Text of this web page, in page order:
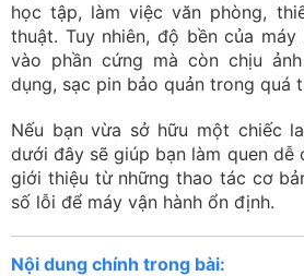
học tập, làm việc văn phòng,
thuật. Tuy nhiên, độ bền của
vào phần cứng mà còn chịu
dụng, sạc pin bảo quản trong quá
Nếu bạn vừa sở hữu một chiếc
dưới đây sẽ giúp bạn làm quen dễ
giới thiệu từ những thao tác cơ
số lỗi để máy vận hành ổn định.
Nội dung chính trong bài: